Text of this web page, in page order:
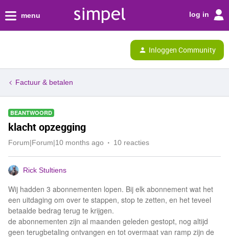
menu log in
Inloggen Community
Factuur & betalen
BEANTWOORD
klacht opzegging
Forum|Forum|10 months ago 10 reacties
Rick Stultiens
Wij hadden 3 abonnementen lopen. Bij elk abonnement wat het
een uitdaging om over te stappen, stop te zetten, en het teveel
betaalde bedrag terug te krijgen.
de abonnementen zijn al maanden geleden gestopt, nog altijd
geen terugbetaling ontvangen en tot overmaat van ramp zijn de